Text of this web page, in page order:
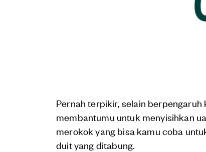
Pernah terpikir, selain
membantumu untuk menyisihkan
merokok yang bisa kamu coba
duit yang ditabung.